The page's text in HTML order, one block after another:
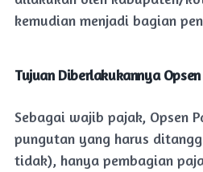
kemudian menjadi bagian
Tujuan Diberlakukannya
Sebagai wajib pajak, Opsen
pungutan yang harus
tidak), hanya pembagian